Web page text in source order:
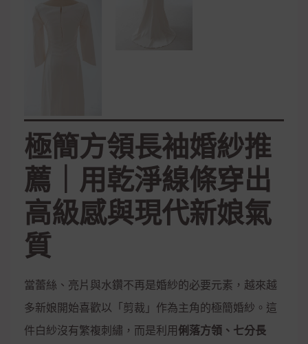
極簡方領長袖婚紗推
薦｜用乾淨線條穿出
高級感與現代新娘氣
質
當蕾絲、亮片與水鑽不再是婚紗的必要元素，越來越
多新娘開始喜歡以「剪裁」作為主角的極簡婚紗。這
件白紗沒有繁複刺繡，而是利用 俐落方領、七分長